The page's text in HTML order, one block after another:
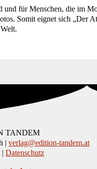
für Menschen, die im
Somit eignet sich
TANDEM
| verlag@edition-tandem.at
| Datenschutz